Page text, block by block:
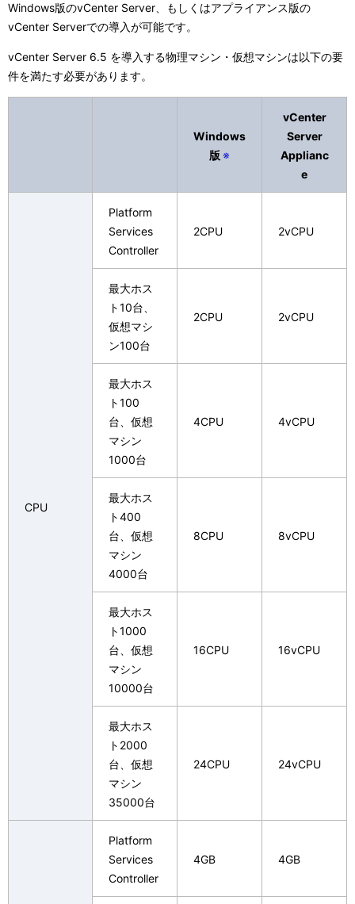
Windows版のvCenter Server、もしくはアプライアンス版の
vCenter Serverでの導入が可能です。
vCenter Server 6.5 を導入する物理マシン・仮想マシンは以下の要
件を満たす必要があります。
Windows
版 ※
vCenter
Server
Applianc
e
CPU
Platform
Services
Controller
2CPU 2vCPU
最大ホス
ト10台、
仮想マシ
ン100台
2CPU 2vCPU
最大ホス
ト100
台、仮想
マシン
1000台
4CPU 4vCPU
最大ホス
ト400
台、仮想
マシン
4000台
8CPU 8vCPU
最大ホス
ト1000
台、仮想
マシン
10000台
16CPU 16vCPU
最大ホス
ト2000
台、仮想
マシン
35000台
24CPU 24vCPU
Platform
Services
Controller
4GB 4GB